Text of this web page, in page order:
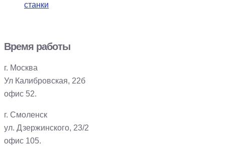
станки
Время работы
г. Москва
Ул Калибровская, 22б
офис 52.
г. Смоленск
ул. Дзержинского, 23/2
офис 105.